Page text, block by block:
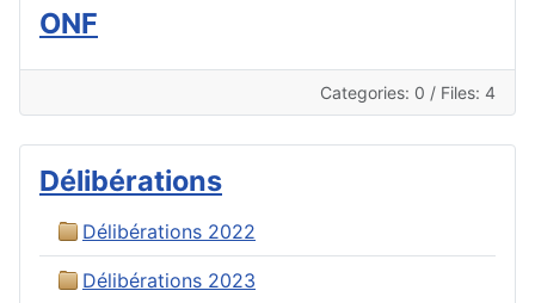
ONF
Categories: 0 / Files: 4
Délibérations
Délibérations 2022
Délibérations 2023